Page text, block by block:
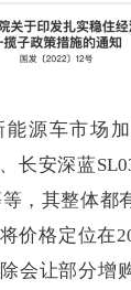
能源车市场
长安深蓝
，其整体都
价格定位在
会让部分增